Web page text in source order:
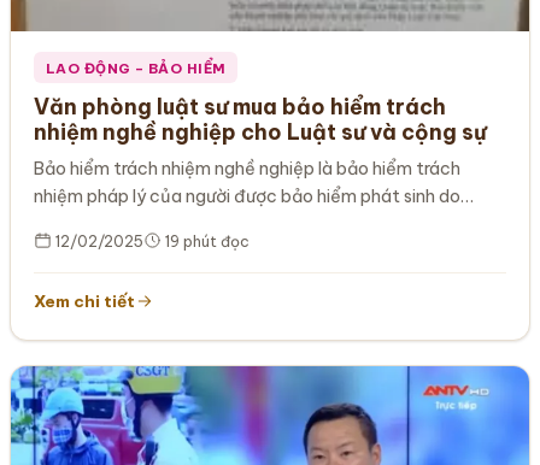
LAO ĐỘNG – BẢO HIỂM
Văn phòng luật sư mua bảo hiểm trách
nhiệm nghề nghiệp cho Luật sư và cộng sự
Bảo hiểm trách nhiệm nghề nghiệp là bảo hiểm trách
nhiệm pháp lý của người được bảo hiểm phát sinh do
12/02/2025 19 phút đọc
Xem chi tiết